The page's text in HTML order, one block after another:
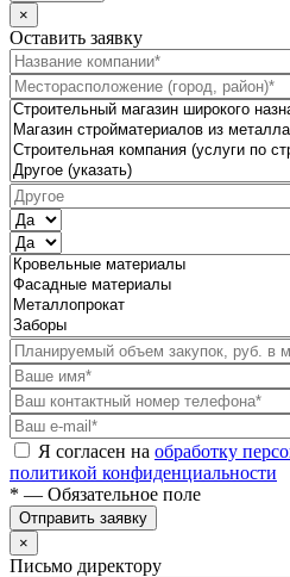
×
Оставить заявку
Я согласен на обработку
политикой конфиденциальности
* — Обязательное поле
Отправить заявку
×
Письмо директору